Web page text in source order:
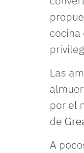
Las
por el
de
A